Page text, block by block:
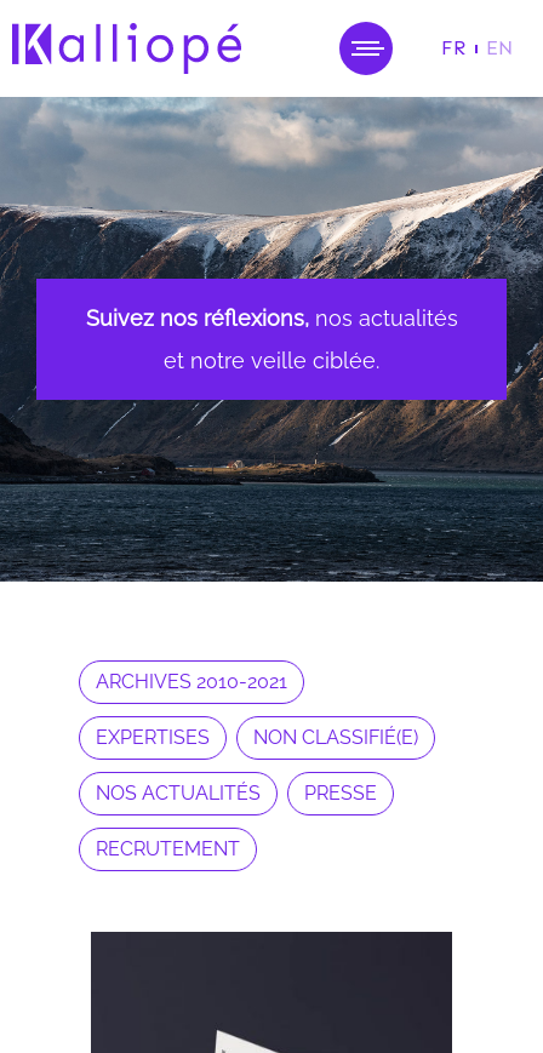
FR EN
Suivez nos réflexions, nos actualités
et notre veille ciblée.
ARCHIVES 2010-2021
EXPERTISES NON CLASSIFIÉ(E)
NOS ACTUALITÉS PRESSE
RECRUTEMENT